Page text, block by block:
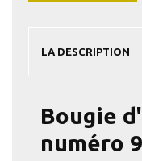
LA DESCRIPTION
Bougie
numéro